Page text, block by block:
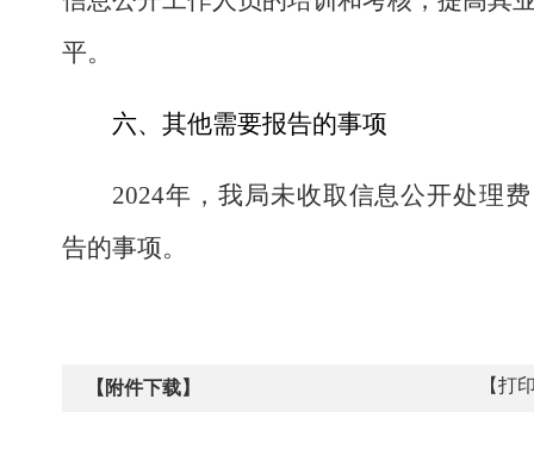
平。
六、其他需要报告的事项
2024年，我局未收取信息公开处理
告的事项。
【附件下载】 【打